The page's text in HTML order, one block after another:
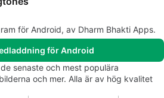
för Android, av Dharm Bhakti Apps.
för Android
senaste och mest populära
och mer. Alla är av hög kvalitet